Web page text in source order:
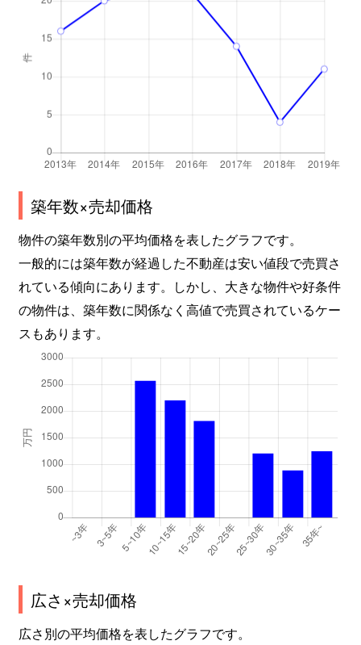
築年数×売却価格
物件の築年数別の平均価格を表したグラフです。
一般的には築年数が経過した不動産は安い値段で売買さ
れている傾向にあります。しかし、大きな物件や好条件
の物件は、築年数に関係なく高値で売買されているケー
スもあります。
広さ×売却価格
広さ別の平均価格を表したグラフです。